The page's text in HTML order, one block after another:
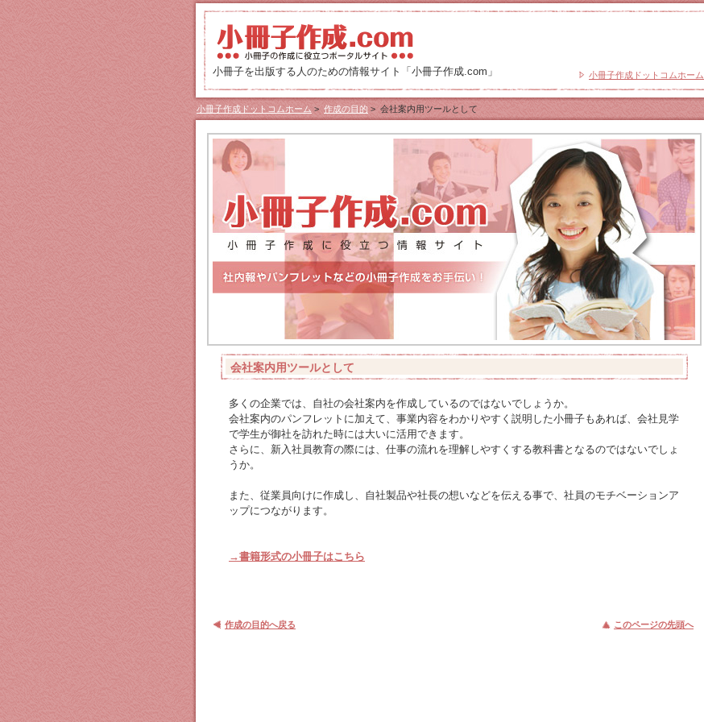
小冊子を出版する人のための情報サイト「小冊子作成.com」 小冊子作成ドットコムホーム
小冊子作成ドットコムホーム > 作成の目的 > 会社案内用ツールとして
会社案内用ツールとして
多くの企業では、自社の会社案内を作成しているのではないでしょうか。
会社案内のパンフレットに加えて、事業内容をわかりやすく説明した小冊子もあれば、会社見学
で学生が御社を訪れた時には大いに活用できます。
さらに、新入社員教育の際には、仕事の流れを理解しやすくする教科書となるのではないでしょ
うか。
また、従業員向けに作成し、自社製品や社長の想いなどを伝える事で、社員のモチベーションア
ップにつながります。
→書籍形式の小冊子はこちら
作成の目的へ戻る このページの先頭へ